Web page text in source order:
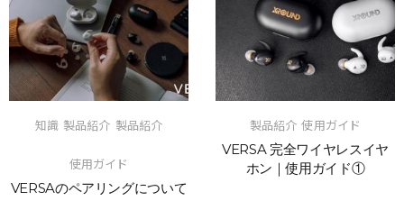
知識 製品紹介 製品紹介
使用ガイド
VERSAのペアリングについて
製品紹介 使用ガイド
VERSA 完全ワイヤレスイヤ
ホン｜使用ガイド①